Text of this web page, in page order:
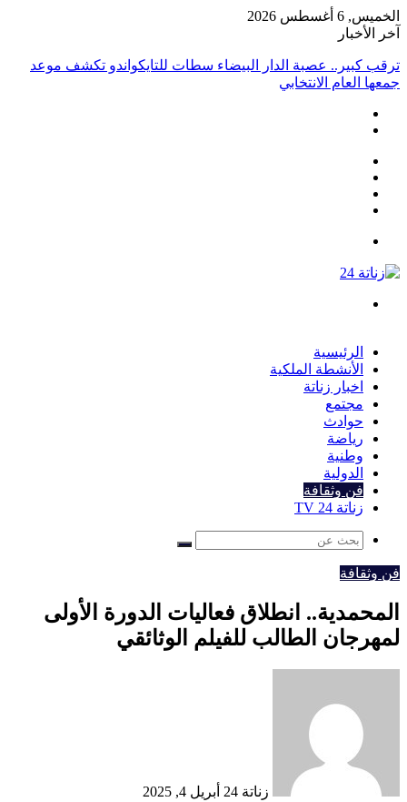
الخميس, 6 أغسطس 2026
آخر الأخبار
ترقب كبير.. عصبة الدار البيضاء سطات للتايكواندو تكشف موعد
جمعها العام الانتخابي
الرئيسية
الأنشطة الملكية
اخبار زناتة
مجتمع
حوادث
رياضة
وطنية
الدولية
فن وثقافة
زناتة 24 TV
بحث
فن وثقافة
المحمدية.. انطلاق فعاليات الدورة الأولى
لمهرجان الطالب للفيلم الوثائقي
زناتة 24
أبريل 4, 2025